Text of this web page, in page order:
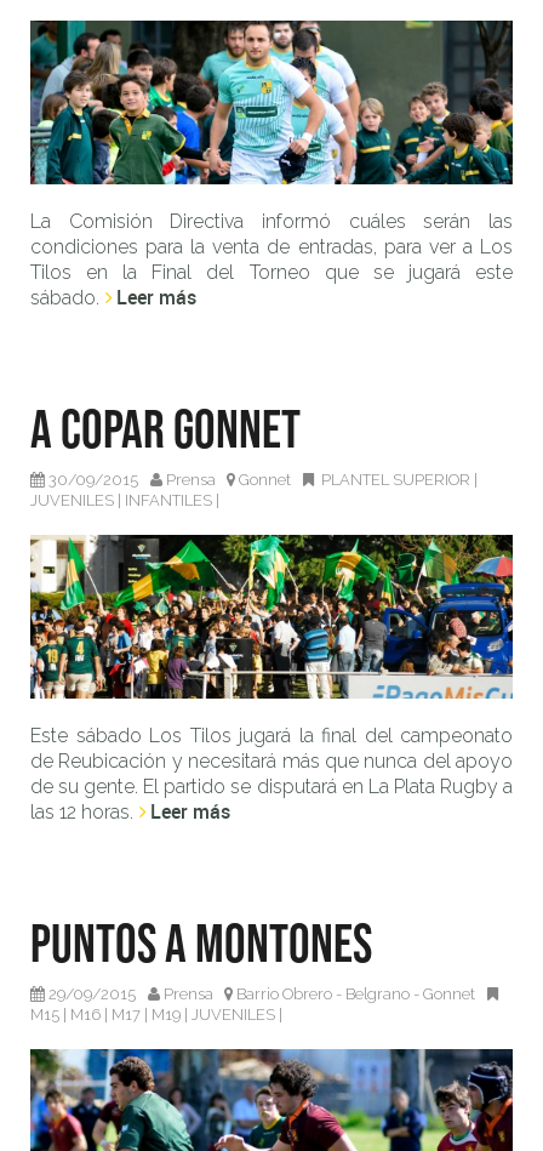
La Comisión Directiva informó cuáles serán las
condiciones para la venta de entradas, para ver a Los
Tilos en la Final del Torneo que se jugará este
sábado.
Leer más
A copar Gonnet
30/09/2015 Prensa Gonnet PLANTEL SUPERIOR
JUVENILES
INFANTILES
Este sábado Los Tilos jugará la final del campeonato
de Reubicación y necesitará más que nunca del apoyo
de su gente. El partido se disputará en La Plata Rugby a
las 12 horas.
Leer más
Puntos a montones
29/09/2015 Prensa
Barrio Obrero - Belgrano - Gonnet
M15
M16 M17 M19 JUVENILES